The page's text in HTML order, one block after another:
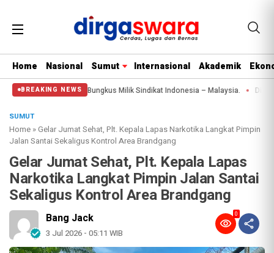
Home Nasional Sumut Internasional Akademik
BREAKING NEWS
Liquid 1.350 Bungkus Milik Sindikat Indonesia – Malaysia. Diduga Aniaya
SUMUT
Home »Gelar Jumat Sehat, Plt. Kepala Lapas Narkotika Langkat Pimpin
Jalan Santai Sekaligus Kontrol Area Brandgang
Gelar Jumat Sehat, Plt. Kepala Lapas
Narkotika Langkat Pimpin Jalan Santai
Sekaligus Kontrol Area Brandgang
Bang Jack
3 Jul 2026 - 05:11 WIB
0